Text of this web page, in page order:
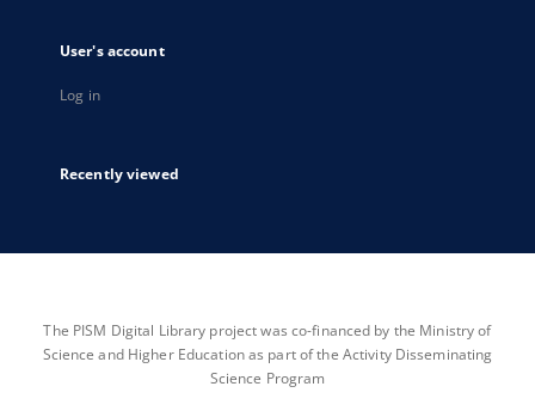
User's account
Log in
Recently viewed
The PISM Digital Library project was co-financed by the Ministry of
Science and Higher Education as part of the Activity Disseminating
Science Program